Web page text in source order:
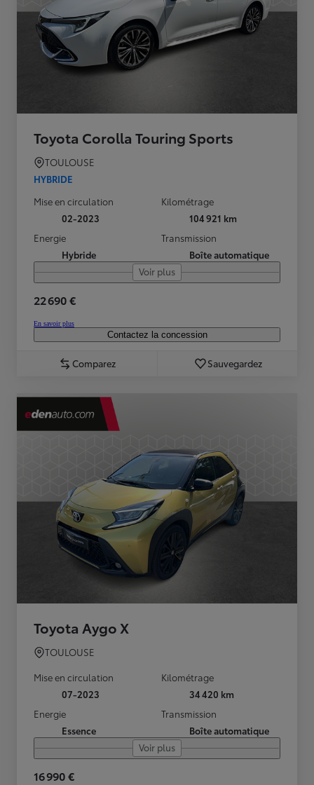
Toyota Corolla Touring Sports
TOULOUSE
HYBRIDE
Mise en circulation
02-2023
Kilométrage
104 921 km
Energie
Hybride
Transmission
Boîte automatique
Voir plus
22 690 €
En savoir plus
Contactez la concession
Comparez Sauvegardez
Toyota Aygo X
TOULOUSE
Mise en circulation
07-2023
Kilométrage
34 420 km
Energie
Essence
Transmission
Boîte automatique
Voir plus
16 990 €